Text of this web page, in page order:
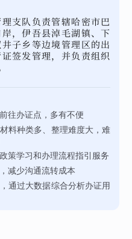
支队负责管辖哈密市巴
，伊吾县淖毛湖镇、下
子乡等边境管理区的出
签发管理，并负责组织
往办证点，多有不便
料种类多、整理难度大，难
策学习和办理流程指引服务
减少沟通流转成本
通过大数据综合分析办证用